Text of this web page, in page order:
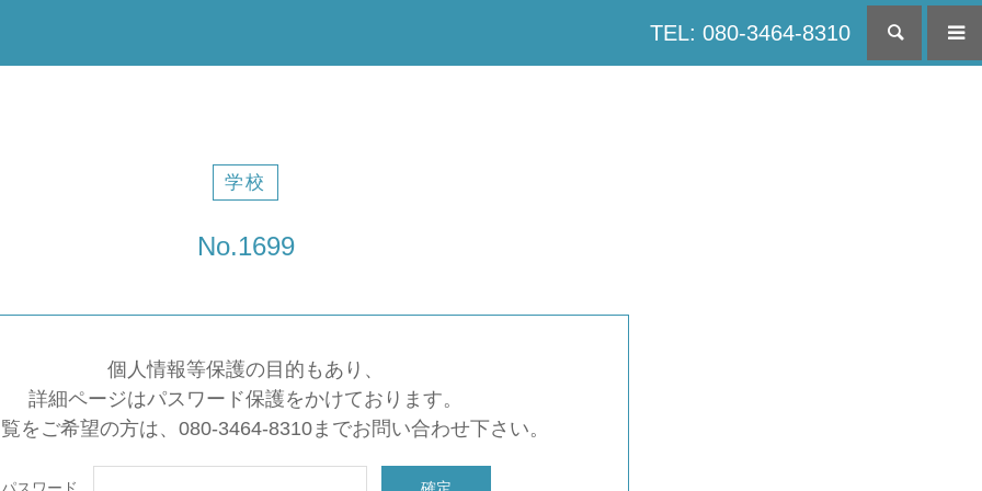
TEL: 080-3464-8310 検索
学校
No.1699
個人情報等保護の目的もあり、
詳細ページはパスワード保護をかけております。
をご希望の方は、080-3464-8310までお問い合わせ下さい。